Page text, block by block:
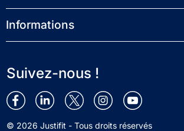
Informations
Suivez-nous !
© 2026 Justifit - Tous droits réservés